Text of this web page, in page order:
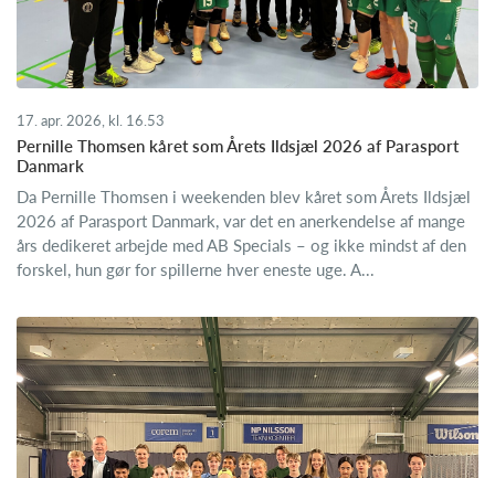
17. apr. 2026, kl. 16.53
Pernille Thomsen kåret som Årets Ildsjæl 2026 af Parasport
Danmark
Da Pernille Thomsen i weekenden blev kåret som Årets Ildsjæl
2026 af Parasport Danmark, var det en anerkendelse af mange
års dedikeret arbejde med AB Specials – og ikke mindst af den
forskel, hun gør for spillerne hver eneste uge. A...